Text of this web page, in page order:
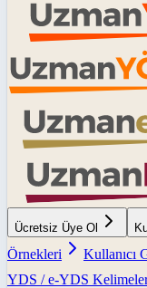
Ücretsiz Üye Ol
Örnekleri
Kullanıcı
YDS / e-YDS